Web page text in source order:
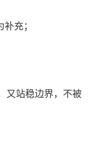
充；
又站稳边界，不被